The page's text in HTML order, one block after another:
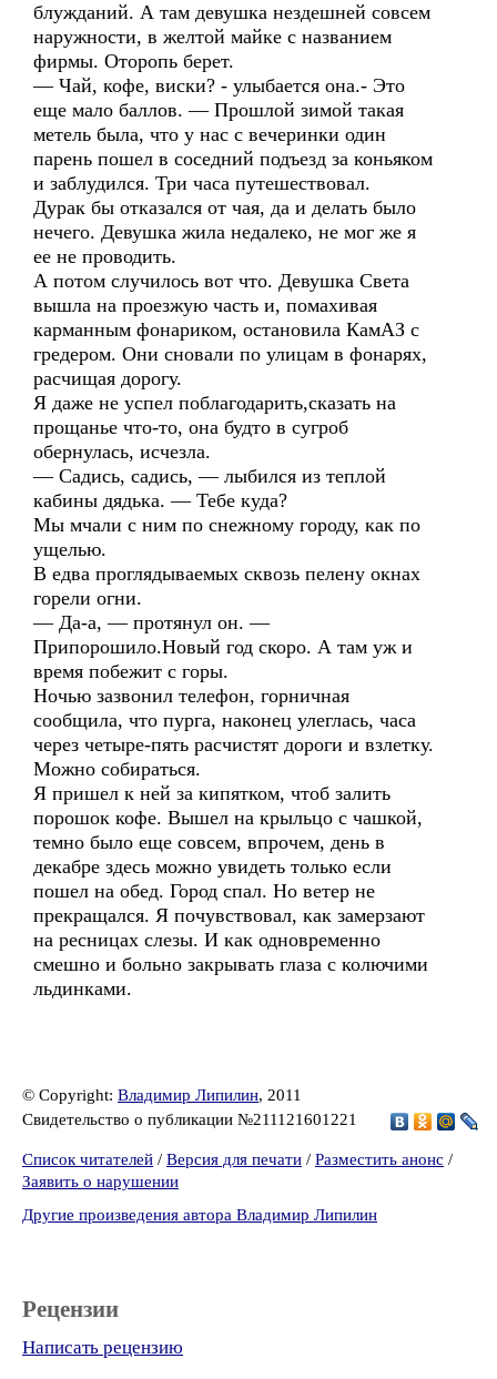
блужданий. А там девушка нездешней совсем
наружности, в желтой майке с названием
фирмы. Оторопь берет.
— Чай, кофе, виски? - улыбается она.- Это
еще мало баллов. — Прошлой зимой такая
метель была, что у нас с вечеринки один
парень пошел в соседний подъезд за коньяком
и заблудился. Три часа путешествовал.
Дурак бы отказался от чая, да и делать было
нечего. Девушка жила недалеко, не мог же я
ее не проводить.
А потом случилось вот что. Девушка Света
вышла на проезжую часть и, помахивая
карманным фонариком, остановила КамАЗ с
гредером. Они сновали по улицам в фонарях,
расчищая дорогу.
Я даже не успел поблагодарить,сказать на
прощанье что-то, она будто в сугроб
обернулась, исчезла.
— Садись, садись, — лыбился из теплой
кабины дядька. — Тебе куда?
Мы мчали с ним по снежному городу, как по
ущелью.
В едва проглядываемых сквозь пелену окнах
горели огни.
— Да-а, — протянул он. —
Припорошило.Новый год скоро. А там уж и
время побежит с горы.
Ночью зазвонил телефон, горничная
сообщила, что пурга, наконец улеглась, часа
через четыре-пять расчистят дороги и взлетку.
Можно собираться.
Я пришел к ней за кипятком, чтоб залить
порошок кофе. Вышел на крыльцо с чашкой,
темно было еще совсем, впрочем, день в
декабре здесь можно увидеть только если
пошел на обед. Город спал. Но ветер не
прекращался. Я почувствовал, как замерзают
на ресницах слезы. И как одновременно
смешно и больно закрывать глаза с колючими
льдинками.
© Copyright: Владимир Липилин, 2011
Свидетельство о публикации №211121601221
Список читателей / Версия для печати / Разместить анонс /
Заявить о нарушении
Другие произведения автора Владимир Липилин
Рецензии
Написать рецензию